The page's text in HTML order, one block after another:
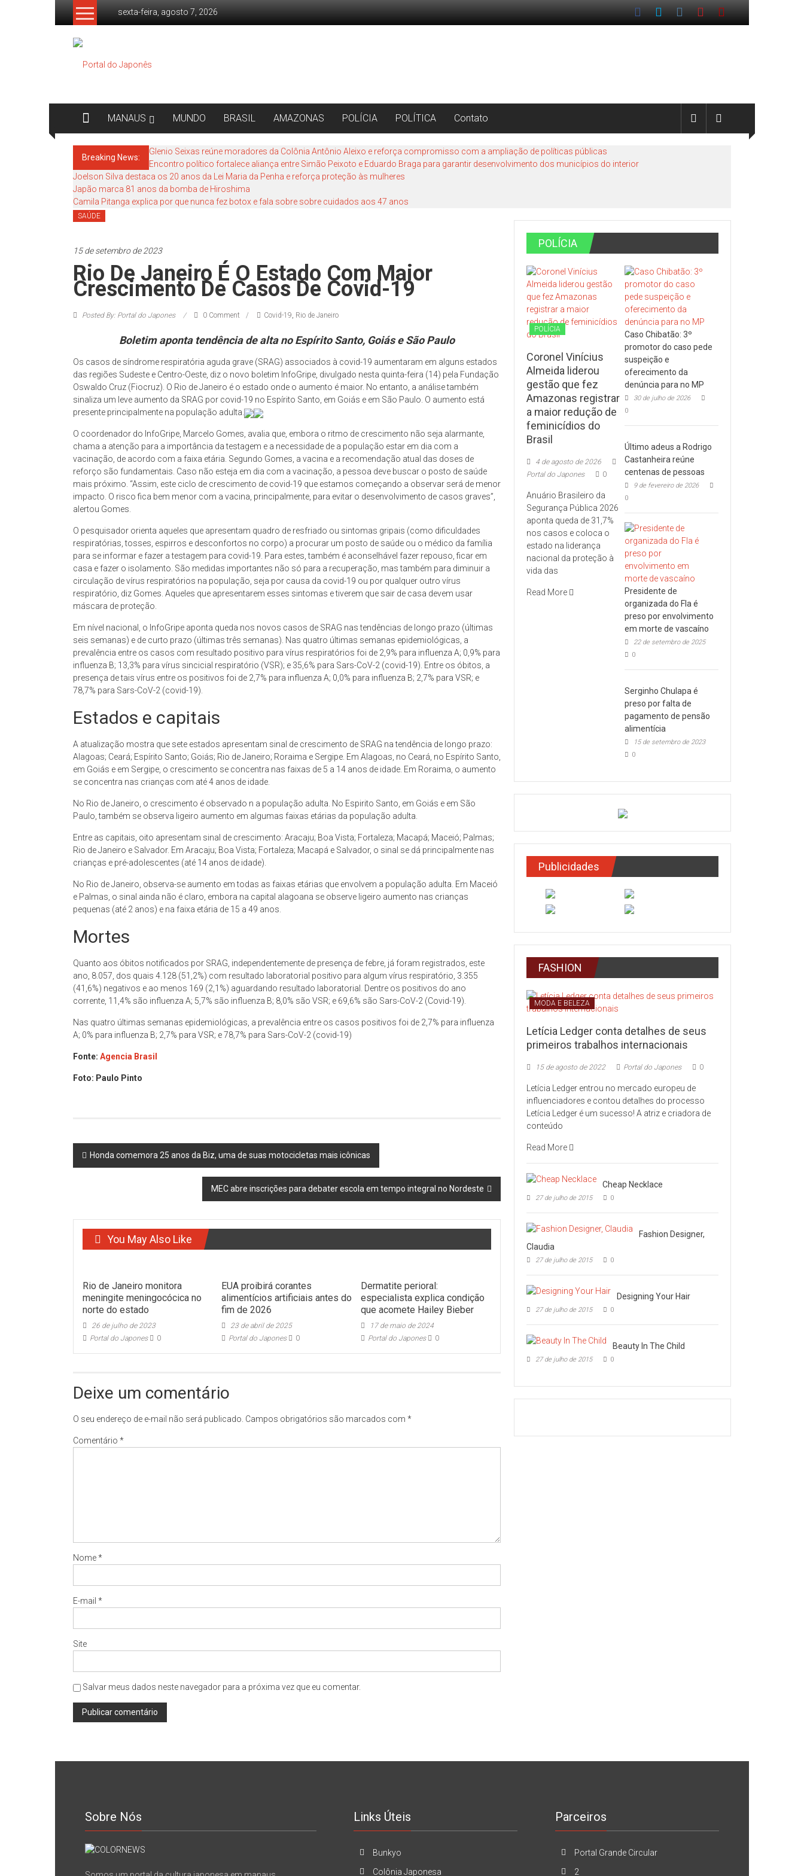
sexta-feira, agosto 7, 2026
Portal
do
Japão
mais
perto
de
você!
MANAUS MUNDO BRASIL AMAZONAS POLÍCIA POLÍTICA Contato
Breaking News:
Glenio Seixas reúne moradores da Colônia Antônio Aleixo e reforça compromisso com a ampliação de políticas públicas
Encontro político fortalece aliança entre Simão Peixoto e Eduardo Braga para garantir desenvolvimento dos municípios do interior
Joelson Silva destaca os 20 anos da Lei Maria da Penha e reforça proteção às mulheres
Japão marca 81 anos da bomba de Hiroshima
Camila Pitanga explica por que nunca fez botox e fala sobre sobre cuidados aos 47 anos
SAÚDE
15 de setembro de 2023
Rio De Janeiro É O Estado Com Maior
Crescimento De Casos De Covid-19
Posted By: Portal do Japones 0 Comment Covid-19, Rio de Janeiro
Boletim aponta tendência de alta no Espírito Santo, Goiás e São Paulo
Os casos de síndrome respiratória aguda grave (SRAG) associados à covid-19 aumentaram em alguns estados
das regiões Sudeste e Centro-Oeste, diz o novo boletim InfoGripe, divulgado nesta quinta-feira (14) pela Fundação
Oswaldo Cruz (Fiocruz). O Rio de Janeiro é o estado onde o aumento é maior. No entanto, a análise também
sinaliza um leve aumento da SRAG por covid-19 no Espírito Santo, em Goiás e em São Paulo. O aumento está
presente principalmente na população adulta.
O coordenador do InfoGripe, Marcelo Gomes, avalia que, embora o ritmo de crescimento não seja alarmante,
chama a atenção para a importância da testagem e a necessidade de a população estar em dia com a
vacinação, de acordo com a faixa etária. Segundo Gomes, a vacina e a recomendação atual das doses de
reforço são fundamentais. Caso não esteja em dia com a vacinação, a pessoa deve buscar o posto de saúde
mais próximo. “Assim, este ciclo de crescimento de covid-19 que estamos começando a observar será de menor
impacto. O risco fica bem menor com a vacina, principalmente, para evitar o desenvolvimento de casos graves”,
alertou Gomes.
O pesquisador orienta aqueles que apresentam quadro de resfriado ou sintomas gripais (como dificuldades
respiratórias, tosses, espirros e desconfortos no corpo) a procurar um posto de saúde ou o médico da família
para se informar e fazer a testagem para covid-19. Para estes, também é aconselhável fazer repouso, ficar em
casa e fazer o isolamento. São medidas importantes não só para a recuperação, mas também para diminuir a
circulação de vírus respiratórios na população, seja por causa da covid-19 ou por qualquer outro vírus
respiratório, diz Gomes. Aqueles que apresentarem esses sintomas e tiverem que sair de casa devem usar
máscara de proteção.
Em nível nacional, o InfoGripe aponta queda nos novos casos de SRAG nas tendências de longo prazo (últimas
seis semanas) e de curto prazo (últimas três semanas). Nas quatro últimas semanas epidemiológicas, a
prevalência entre os casos com resultado positivo para vírus respiratórios foi de 2,9% para influenza A; 0,9% para
influenza B; 13,3% para vírus sincicial respiratório (VSR); e 35,6% para Sars-CoV-2 (covid-19). Entre os óbitos, a
presença de tais vírus entre os positivos foi de 2,7% para influenza A; 0,0% para influenza B; 2,7% para VSR; e
78,7% para Sars-CoV-2 (covid-19).
Estados e capitais
A atualização mostra que sete estados apresentam sinal de crescimento de SRAG na tendência de longo prazo:
Alagoas; Ceará; Espírito Santo; Goiás; Rio de Janeiro; Roraima e Sergipe. Em Alagoas, no Ceará, no Espírito Santo,
em Goiás e em Sergipe, o crescimento se concentra nas faixas de 5 a 14 anos de idade. Em Roraima, o aumento
se concentra nas crianças com até 4 anos de idade.
No Rio de Janeiro, o crescimento é observado n a população adulta. No Espirito Santo, em Goiás e em São
Paulo, também se observa ligeiro aumento em algumas faixas etárias da população adulta.
Entre as capitais, oito apresentam sinal de crescimento: Aracaju; Boa Vista; Fortaleza; Macapá; Maceió; Palmas;
Rio de Janeiro e Salvador. Em Aracaju; Boa Vista; Fortaleza; Macapá e Salvador, o sinal se dá principalmente nas
crianças e pré-adolescentes (até 14 anos de idade).
No Rio de Janeiro, observa-se aumento em todas as faixas etárias que envolvem a população adulta. Em Maceió
e Palmas, o sinal ainda não é claro, embora na capital alagoana se observe ligeiro aumento nas crianças
pequenas (até 2 anos) e na faixa etária de 15 a 49 anos.
Mortes
Quanto aos óbitos notificados por SRAG, independentemente de presença de febre, já foram registrados, este
ano, 8.057, dos quais 4.128 (51,2%) com resultado laboratorial positivo para algum vírus respiratório, 3.355
(41,6%) negativos e ao menos 169 (2,1%) aguardando resultado laboratorial. Dentre os positivos do ano
corrente, 11,4% são influenza A; 5,7% são influenza B; 8,0% são VSR; e 69,6% são Sars-CoV-2 (Covid-19).
Nas quatro últimas semanas epidemiológicas, a prevalência entre os casos positivos foi de 2,7% para influenza
A; 0% para influenza B; 2,7% para VSR; e 78,7% para Sars-CoV-2 (covid-19)
Fonte: Agencia Brasil
Foto: Paulo Pinto
Post
Honda comemora 25 anos da Biz, uma de suas motocicletas mais icônicas
MEC abre inscrições para debater escola em tempo integral no Nordeste
You May Also Like
Rio de Janeiro monitora
meningite meningocócica no
norte do estado
26 de julho de 2023
Portal do Japones
0
EUA proibirá corantes
alimentícios artificiais antes do
fim de 2026
23 de abril de 2025
Portal do Japones
0
Dermatite perioral:
especialista explica condição
que acomete Hailey Bieber
17 de maio de 2024
Portal do Japones
0
Deixe um comentário
O seu endereço de e-mail não será publicado. Campos obrigatórios são marcados com *
Comentário *
Nome*
E-mail *
Site
Salvar meus dados neste navegador para a próxima vez que eu comentar.
POLÍCIA
POLÍCIA
Coronel Vinícius
Almeida liderou
gestão que fez
Amazonas registrar
a maior redução de
feminicídios do
Brasil
4 de agosto de 2026
Portal do Japones
0
Anuário Brasileiro da
Segurança Pública 2026
aponta queda de 31,7%
nos casos e coloca o
estado na liderança
nacional da proteção à
vida das
Read More
Caso Chibatão: 3º
promotor do caso pede
suspeição e
oferecimento da
denúncia para no MP
30 de julho de 2026
0
Último adeus a Rodrigo
Castanheira reúne
centenas de pessoas
9 de fevereiro de 2026
0
Presidente de
organizada do Fla é
preso por envolvimento
em morte de vascaíno
22 de setembro de 2025
0
Serginho Chulapa é
preso por falta de
pagamento de pensão
alimentícia
15 de setembro de 2023
0
Publicidades
FASHION
MODA E BELEZA
Letícia Ledger conta detalhes de seus
primeiros trabalhos internacionais
15 de agosto de 2022 Portal do Japones 0
Letícia Ledger entrou no mercado europeu de
influenciadores e contou detalhes do processo
Letícia Ledger é um sucesso! A atriz e criadora de
conteúdo
Read More
Cheap Necklace
27 de julho de 2015 0
Fashion Designer,
Claudia
27 de julho de 2015 0
Designing Your Hair
27 de julho de 2015 0
Beauty In The Child
27 de julho de 2015 0
Sobre Nós Links Úteis
Bunkyo
Colônia Japonesa
Parceiros
Portal Grande Circular
2